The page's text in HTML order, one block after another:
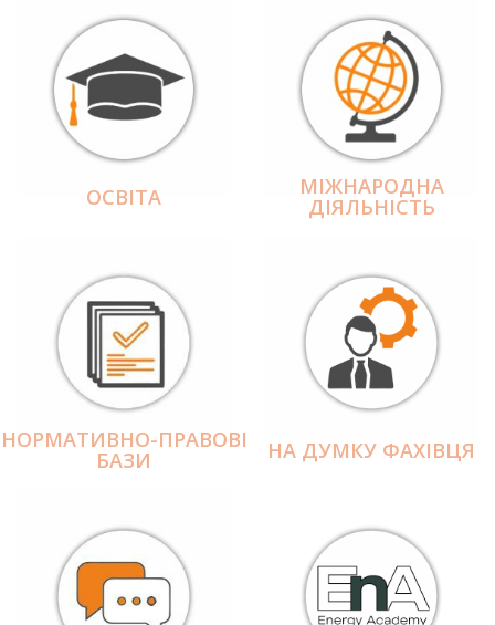
ОСВІТА МІЖНАРОДНА
ДІЯЛЬНІCТЬ
НОРМАТИВНО-ПРАВОВІ
БАЗИ НА ДУМКУ ФАХІВЦЯ